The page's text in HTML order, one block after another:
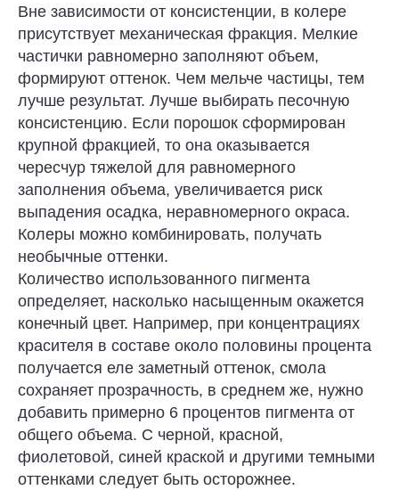
Вне зависимости от консистенции, в колере
присутствует механическая фракция. Мелкие
частички равномерно заполняют объем,
формируют оттенок. Чем мельче частицы, тем
лучше результат. Лучше выбирать песочную
консистенцию. Если порошок сформирован
крупной фракцией, то она оказывается
чересчур тяжелой для равномерного
заполнения объема, увеличивается риск
выпадения осадка, неравномерного окраса.
Колеры можно комбинировать, получать
необычные оттенки.
Количество использованного пигмента
определяет, насколько насыщенным окажется
конечный цвет. Например, при концентрациях
красителя в составе около половины процента
получается еле заметный оттенок, смола
сохраняет прозрачность, в среднем же, нужно
добавить примерно 6 процентов пигмента от
общего объема. С черной, красной,
фиолетовой, синей краской и другими темными
оттенками следует быть осторожнее.